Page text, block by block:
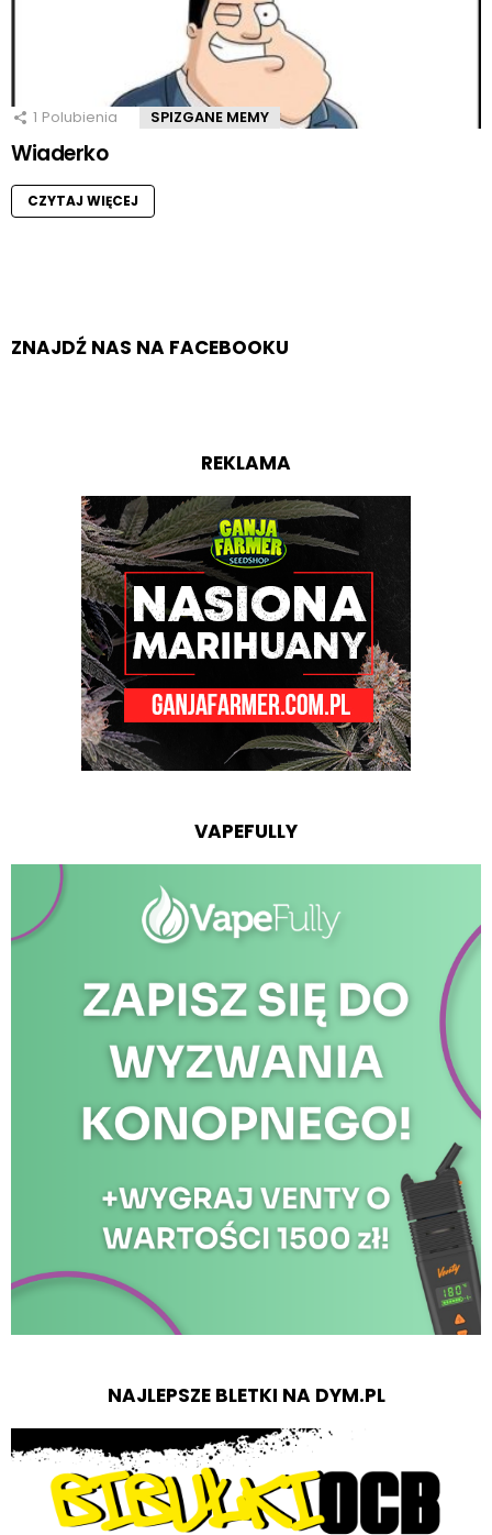
1 Polubienia SPIZGANE MEMY
Wiaderko
CZYTAJ WIĘCEJ
ZNAJDŹ NAS NA FACEBOOKU
REKLAMA
VAPEFULLY
NAJLEPSZE BLETKI NA DYM.PL